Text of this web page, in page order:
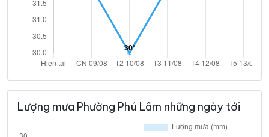
Lượng mưa Phường Phú Lâm những ngày tới